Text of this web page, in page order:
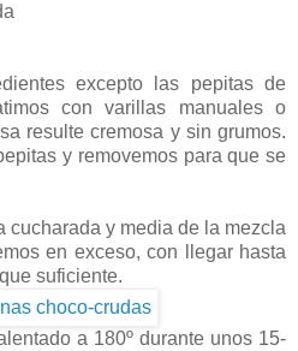
excepto las pepitas de
con varillas manuales o
resulte cremosa y sin grumos.
y removemos para que se
cucharada y media de la mezcla
en exceso, con llegar hasta
suficiente.
a 180º durante unos 15-